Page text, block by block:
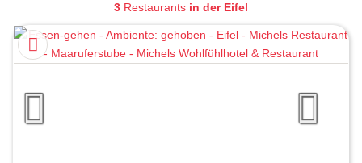
3 Restaurants in der Eifel